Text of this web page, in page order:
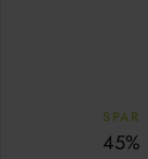
SPAR
45%